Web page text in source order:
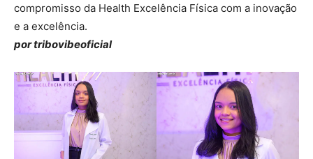
compromisso da Health Excelência Física com a inovação
e a excelência.
por tribovibeoficial